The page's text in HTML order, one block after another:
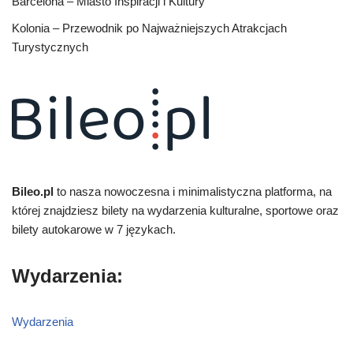
Kolonia – Przewodnik po Najważniejszych Atrakcjach
Turystycznych
Bileo.pl to nasza nowoczesna i minimalistyczna platforma, na
której znajdziesz bilety na wydarzenia kulturalne, sportowe oraz
bilety autokarowe w 7 językach.
Wydarzenia:
Wydarzenia